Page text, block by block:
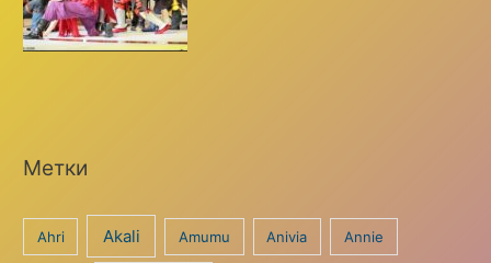
Метки
Ahri Akali Amumu Anivia Annie